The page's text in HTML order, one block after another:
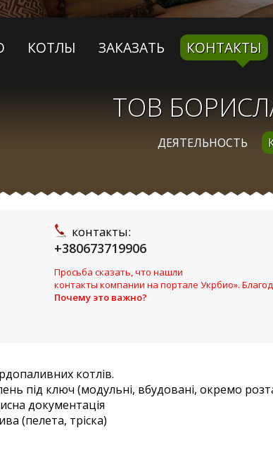
КОТЛЫ ЗАКАЗАТЬ КОНТАКТЫ
ТОВ
ДЕЯТЕЛЬНОСТЬ
контакты:
+380673719906
Просьба сказать, что нашли
контакты компании на портале Укрбио».
Почему это важно?
котлів.
під ключ (модульні, вбудовані, окремо
документація
(пелета, тріска)